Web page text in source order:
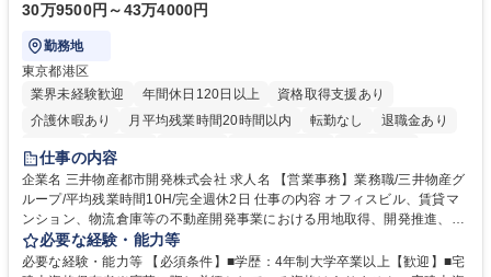
30万9500円～43万4000円
勤務地
東京都港区
業界未経験歓迎
年間休日120日以上
資格取得支援あり
介護休暇あり
月平均残業時間20時間以内 転勤なし
退職金あり
在宅OK
賞与あり
駅近5分以内
土日祝休み 寮・社宅あり
仕事の内容
企業名 三井物産都市開発株式会社 求人名 【営業事務】業務職/三井物産グ
ループ/平均残業時間10H/完全週休2日 仕事の内容 オフィスビル、賃貸マ
ンション、物流倉庫等の不動産開発事業における用地取得、開発推進、賃
貸運営、売却、仲介・活用提案等を行う営業部門において事務業務を担当
いただきます。 【詳細】・契約書管理、契約書製本、捺印対応、ファイリ
必要な経験・能力等
必要な経験・能力等 【必須条件】■学歴：4年制大学卒業以上【歓迎】■宅